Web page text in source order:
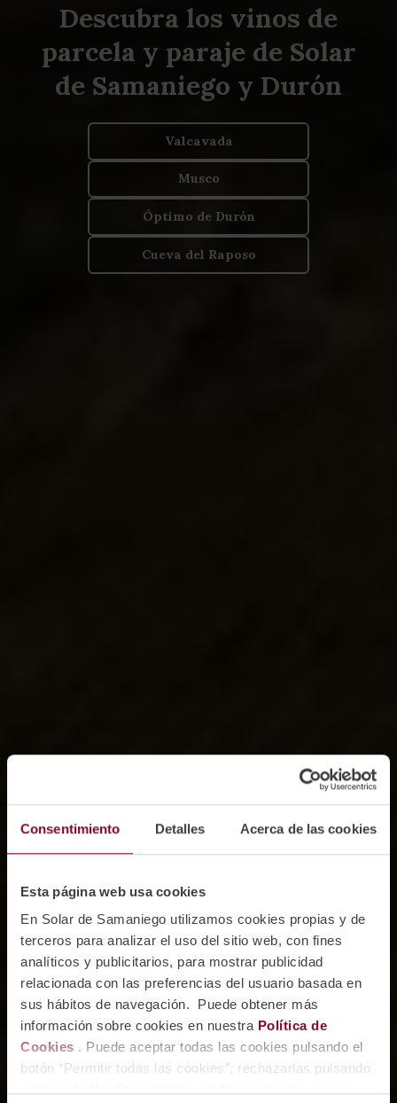
Consentimiento Detalles Acerca de las cookies
Esta página web usa cookies
En Solar de Samaniego utilizamos cookies propias y de
terceros para analizar el uso del sitio web, con fines
analíticos y publicitarios, para mostrar publicidad
relacionada con las preferencias del usuario basada en
sus hábitos de navegación. Puede obtener más
información sobre cookies en nuestra Política de
Cookies . Puede aceptar todas las cookies pulsando el
botón “Permitir todas las cookies”, rechazarlas pulsando
Descubra los vinos de
parcela y paraje de Solar
de Samaniego y Durón
Valcavada
Musco
Óptimo de Durón
Cueva del Raposo